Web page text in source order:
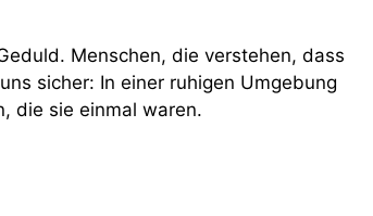
Menschen, die verstehen, dass
sicher: In einer ruhigen Umgebung
die sie einmal waren.